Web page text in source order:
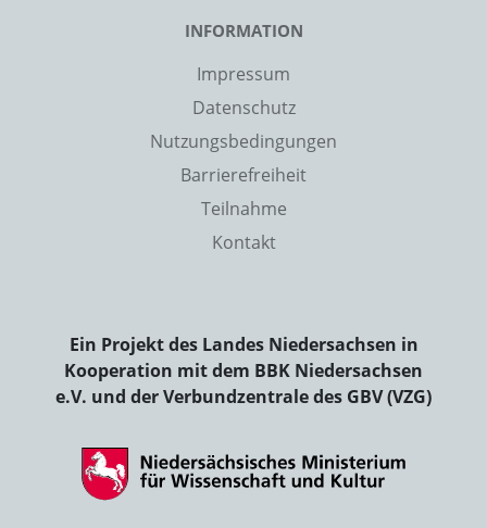
INFORMATION
Impressum
Datenschutz
Nutzungsbedingungen
Barrierefreiheit
Teilnahme
Kontakt
Ein Projekt des Landes Niedersachsen in
Kooperation mit dem BBK Niedersachsen
e.V. und der Verbundzentrale des GBV (VZG)